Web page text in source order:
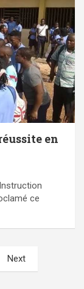
en
ce
Next